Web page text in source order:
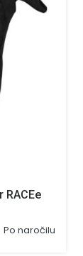
RACEe
Po naročilu